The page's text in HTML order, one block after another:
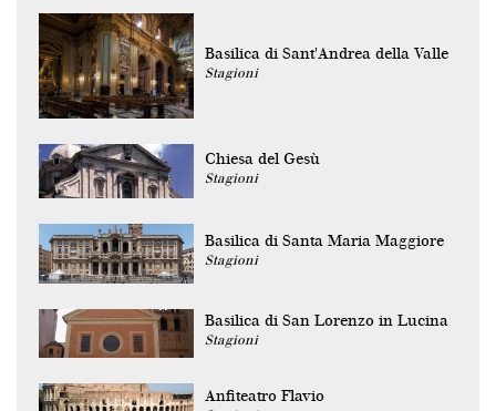
Basilica di Sant'Andrea della Valle
Stagioni
Chiesa del Gesù
Stagioni
Basilica di Santa Maria Maggiore
Stagioni
Basilica di San Lorenzo in Lucina
Stagioni
Anfiteatro Flavio